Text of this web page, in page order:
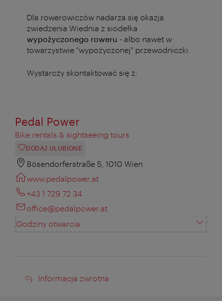
Dla rowerowiczów nadarza się okazja
zwiedzenia Wiednia z siodełka
wypożyczonego roweru - albo nawet w
towarzystwie "wypożyczonej" przewodniczki.
Wystarczy skontaktować się z:
Pedal Power
Bike rentals & sightseeing tours
DODAJ ULUBIONE
Bösendorferstraße 5, 1010 Wien
www.pedalpower.at
+43 1 729 72 34
office@pedalpower.at
Godziny otwarcia
Informacja
Informacja zwrotna